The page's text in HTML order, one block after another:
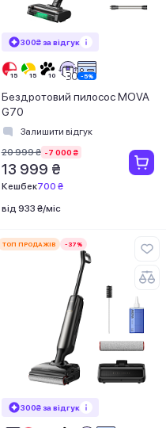
300₴ за відгук
Бездротовий пилосос MOVA
G70
Залишити відгук
20 999 ₴ -7 000 ₴
13 999 ₴
Кешбек700 ₴
від 933 ₴/міс
ТОП ПРОДАЖІВ -37%
300₴ за відгук